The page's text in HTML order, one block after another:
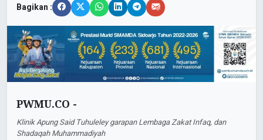
Bagikan :
PWMU.CO -
Klinik Apung Said Tuhuleley garapan Lembaga Zakat Infaq, dan
Shadaqah Muhammadiyah